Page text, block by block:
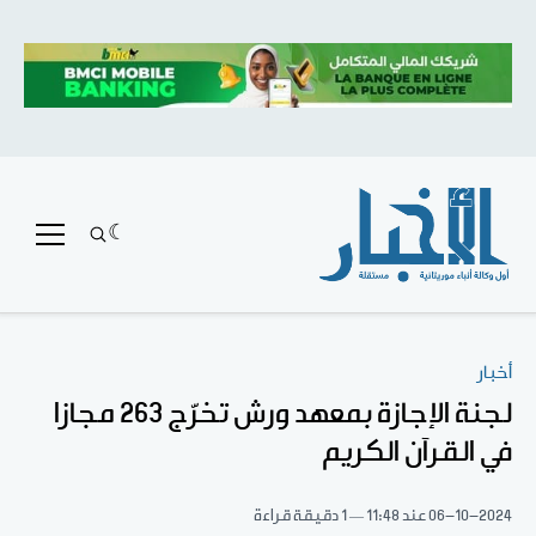
أخبار
لجنة الإجازة بمعهد ورش تخرّج 263 مجازا
في القرآن الكريم
06-10-2024عند 11:48 1 دقيقة قراءة